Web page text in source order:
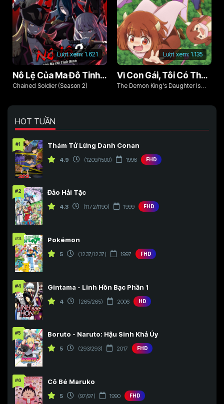
Lượt xem: 1.621
Nô Lệ Của Ma Đô Tinh Binh (Phần 2)
Chained Soldier (Season 2)
Lượt xem: 1.135
Vì Con Gái, Tôi Có Thể Đánh Bại Cả Ma Vương
The Demon King's Daughter Is
HOT TUẦN
#1 Thám Tử Lừng Danh Conan
4.9 (1209/1500) 1996 FHD
#2 Đảo Hải Tặc
4.3 (1172/1190) 1999 FHD
#3 Pokémon
5 (1237/1237) 1997 FHD
#4 Gintama - Linh Hồn Bạc Phần 1
4 (265/265) 2006 HD
#5 Boruto - Naruto: Hậu Sinh Khả Úy
5 (293/293) 2017 FHD
#6 Cô Bé Maruko
5 (97/97) 1990 FHD